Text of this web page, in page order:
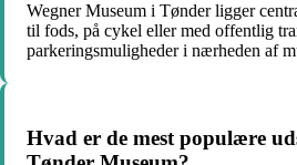
Wegner Museum i Tønder ligger
til fods, på cykel eller med offentlig
parkeringsmuligheder i nærheden af
Hvad er de mest populære